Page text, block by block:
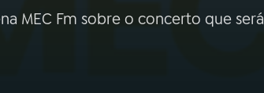
MEC Fm sobre o concerto que será